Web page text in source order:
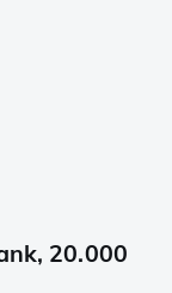
20.000